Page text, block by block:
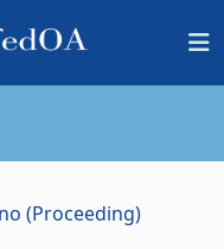
(Proceeding)